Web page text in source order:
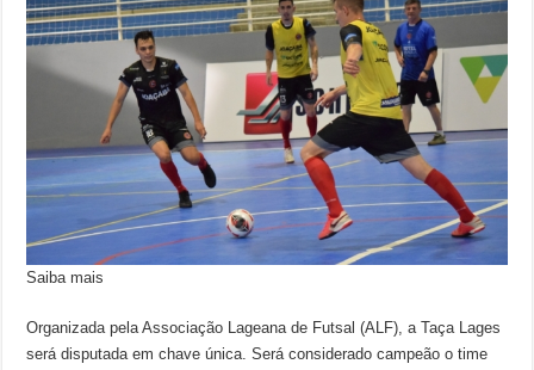
Saiba mais
Organizada pela Associação Lageana de Futsal (ALF), a Taça Lages
será disputada em chave única. Será considerado campeão o time